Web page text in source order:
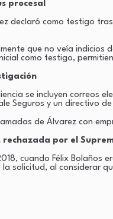
procesal
declaró como testigo
que no veía
como testigo,
se incluyen correos
Seguros y un directivo
de Álvarez con
rechazada por el
cuando Félix Bolaños
solicitud, al considerar